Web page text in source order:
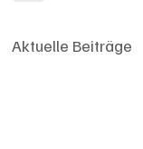
Aktuelle Beiträge